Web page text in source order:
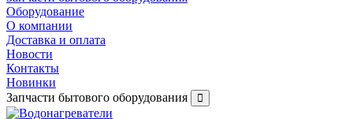
Оборудование
О компании
Доставка и оплата
Новости
Контакты
Новинки
Запчасти бытового оборудования